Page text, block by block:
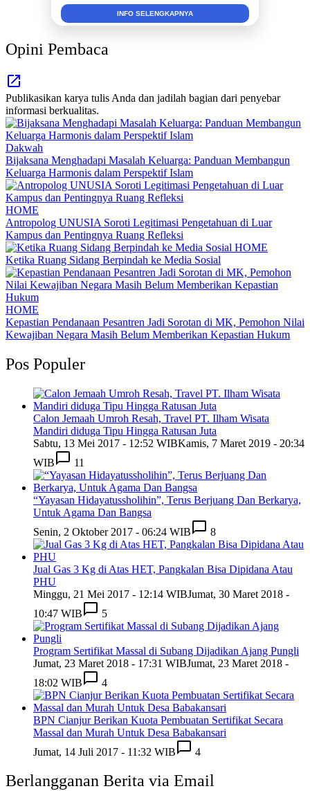
INFO SELENGKAPNYA
Opini Pembaca
Publikasikan karya tulis Anda dan jadilah bagian dari penyebar
informasi berkualitas.
Dakwah
Bijaksana Menghadapi Masalah Keluarga: Panduan Membangun
Keluarga Harmonis dalam Perspektif Islam
HOME
Antropolog UNUSIA Soroti Legitimasi Pengetahuan di Luar
Kampus dan Pentingnya Ruang Refleksi
HOME
Ketika Ruang Sidang Berpindah ke Media Sosial
HOME
Kepastian Pendanaan Pesantren Jadi Sorotan di MK, Pemohon Nilai
Kewajiban Negara Masih Belum Memberikan Kepastian Hukum
Pos Populer
Calon Jemaah Umroh Resah, Travel PT. Ilham Wisata
Mandiri diduga Tipu Hingga Ratusan Juta
Sabtu, 13 Mei 2017 - 12:52 WIBKamis, 7 Maret 2019 - 20:34
WIB
11
“Yayasan Hidayatussholihin”, Terus Berjuang Dan Berkarya,
Untuk Agama Dan Bangsa
Senin, 2 Oktober 2017 - 06:24 WIB
8
Jual Gas 3 Kg di Atas HET, Pangkalan Bisa Dipidana Atau
PHU
Minggu, 21 Mei 2017 - 12:14 WIBJumat, 30 Maret 2018 -
10:47 WIB
5
Program Sertifikat Massal di Subang Dijadikan Ajang Pungli
Jumat, 23 Maret 2018 - 17:31 WIBJumat, 23 Maret 2018 -
18:02 WIB
4
BPN Cianjur Berikan Kuota Pembuatan Sertifikat Secara
Massal dan Murah Untuk Desa Babakansari
Jumat, 14 Juli 2017 - 11:32 WIB
4
Berlangganan Berita via Email